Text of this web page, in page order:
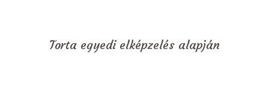
Torta egyedi elképzelés alapján